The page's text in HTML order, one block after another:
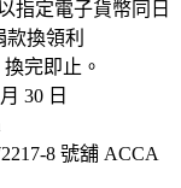
指定電子貨幣同日
換領利
完即止。
30 日
8 號舖 ACCA